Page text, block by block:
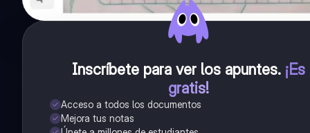
Inscríbete para ver los apuntes. ¡Es
gratis!
Acceso a todos los documentos
Mejora tus notas